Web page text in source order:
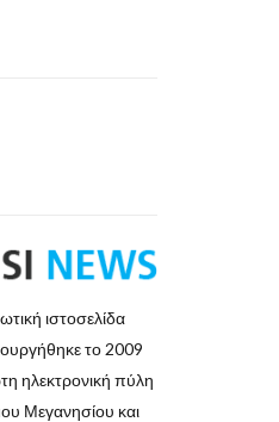
ιστοσελίδα
το 2009
ηλεκτρονική πύλη
Μεγανησίου και